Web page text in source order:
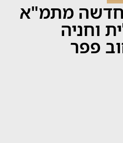
4 חד חדשה מתמ"א
וחניה
פפר